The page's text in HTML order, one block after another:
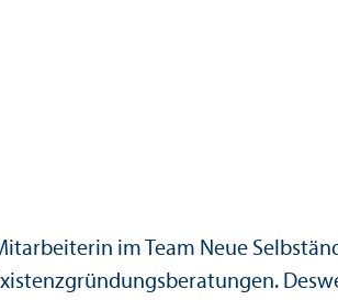
im Team Neue